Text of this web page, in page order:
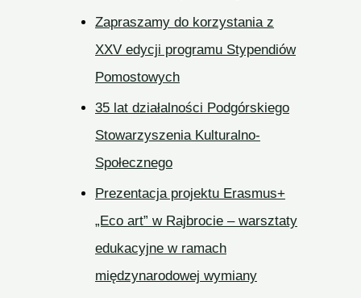
Zapraszamy do korzystania z
XXV edycji programu Stypendiów
Pomostowych
35 lat działalności Podgórskiego
Stowarzyszenia Kulturalno-
Społecznego
Prezentacja projektu Erasmus+
„Eco art” w Rajbrocie – warsztaty
edukacyjne w ramach
międzynarodowej wymiany